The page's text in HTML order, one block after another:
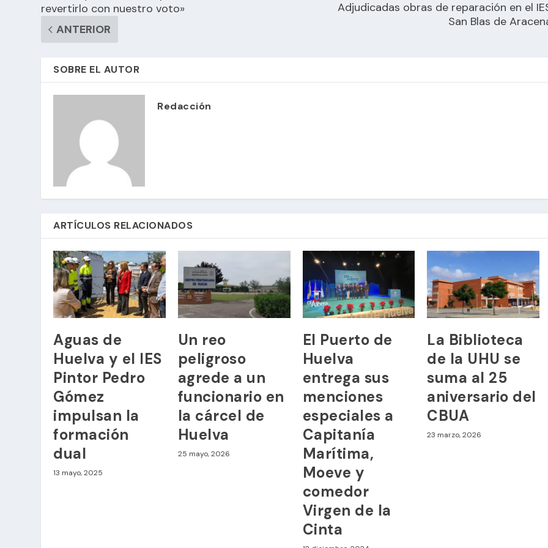
revertirlo con nuestro voto»
ANTERIOR
Adjudicadas obras de reparación en el
San Blas de
SOBRE EL AUTOR
Redacción
ARTÍCULOS RELACIONADOS
Aguas de
Huelva y el IES
Pintor Pedro
Gómez
impulsan la
formación
dual
13 mayo, 2025
Un reo
peligroso
agrede a un
funcionario en
la cárcel de
Huelva
25 mayo, 2026
El Puerto de
Huelva
entrega sus
menciones
especiales a
Capitanía
Marítima,
Moeve y
comedor
Virgen de la
Cinta
La Biblioteca
de la UHU se
suma al 25
aniversario del
CBUA
23 marzo, 2026